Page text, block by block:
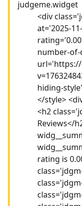
judgeme.widget
<div
at='2025-
number-
url='https://
hiding-
</style>
<h2
Reviews</
rating is